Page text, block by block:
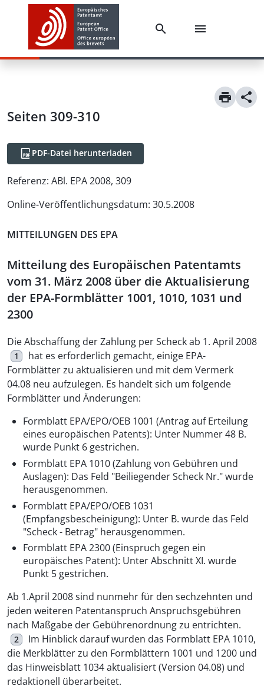
Seiten 309-310
PDF-Datei herunterladen
Referenz: ABl. EPA 2008, 309
Online-Veröffentlichungsdatum: 30.5.2008
MITTEILUNGEN DES EPA
Mitteilung des Europäischen Patentamts
vom 31. März 2008 über die Aktualisierung
der EPA-Formblätter 1001, 1010, 1031 und
2300
Die Abschaffung der Zahlung per Scheck ab 1. April 2008
1
hat es erforderlich gemacht, einige EPA-
Formblätter zu aktualisieren und mit dem Vermerk
04.08 neu aufzulegen. Es handelt sich um folgende
Formblätter und Änderungen:
Formblatt EPA/EPO/OEB 1001 (Antrag auf Erteilung
eines europäischen Patents): Unter Nummer 48 B.
wurde Punkt 6 gestrichen.
Formblatt EPA 1010 (Zahlung von Gebühren und
Auslagen): Das Feld "Beiliegender Scheck Nr." wurde
herausgenommen.
Formblatt EPA/EPO/OEB 1031
(Empfangsbescheinigung): Unter B. wurde das Feld
"Scheck - Betrag" herausgenommen.
Formblatt EPA 2300 (Einspruch gegen ein
europäisches Patent): Unter Abschnitt XI. wurde
Punkt 5 gestrichen.
Ab 1.April 2008 sind nunmehr für den sechzehnten und
jeden weiteren Patentanspruch Anspruchsgebühren
nach Maßgabe der Gebührenordnung zu entrichten.
2
Im Hinblick darauf wurden das Formblatt EPA 1010,
die Merkblätter zu den Formblättern 1001 und 1200 und
das Hinweisblatt 1034 aktualisiert (Version 04.08) und
redaktionell überarbeitet.